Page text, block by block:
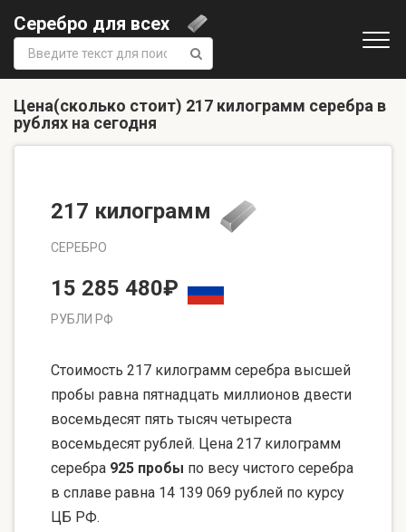
Серебро для всех
Поиск:
Цена(сколько стоит) 217 килограмм серебра в
рублях на сегодня
217 килограмм
СЕРЕБРО
15 285 480₽
РУБЛИ РФ
Стоимость 217 килограмм серебра высшей
пробы равна пятнадцать миллионов двести
восемьдесят пять тысяч четыреста
восемьдесят рублей. Цена 217 килограмм
серебра 925 пробы по весу чистого серебра
в сплаве равна 14 139 069 рублей по курсу
ЦБ РФ.